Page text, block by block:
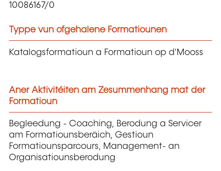
10086167/0
Typpe vun ofgehalene Formatiounen
Katalogsformatioun a Formatioun op d'Mooss
Aner Aktivitéiten am Zesummenhang mat der
Formatioun
Begleedung - Coaching, Berodung a Servicer
am Formatiounsberäich, Gestioun
Formatiounsparcours, Management- an
Organisatiounsberodung